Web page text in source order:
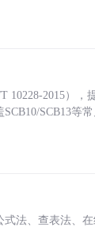
2015），
SCB13等
法、查表法、